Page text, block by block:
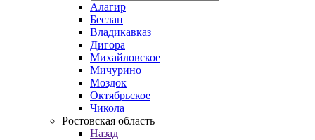
Алагир
Беслан
Владикавказ
Дигора
Михайловское
Мичурино
Моздок
Октябрьское
Чикола
Ростовская область
Назад